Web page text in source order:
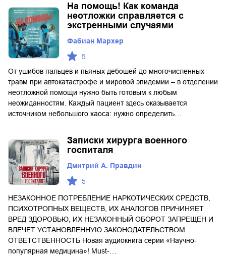
На помощь! Как команда
неотложки справляется с
экстренными случаями
Фабиан Мархер
5
От ушибов пальцев и пьяных дебошей до многочисленных
травм при автокатастрофе и мировой эпидемии – в отделении
неотложной помощи нужно быть готовым к любым
неожиданностям. Каждый пациент здесь оказывается
источником небольшого хаоса: нужно определить…
Записки хирурга военного
госпиталя
Дмитрий А. Правдин
5
НЕЗАКОННОЕ ПОТРЕБЛЕНИЕ НАРКОТИЧЕСКИХ СРЕДСТВ,
ПСИХОТРОПНЫХ ВЕЩЕСТВ, ИХ АНАЛОГОВ ПРИЧИНЯЕТ
ВРЕД ЗДОРОВЬЮ, ИХ НЕЗАКОННЫЙ ОБОРОТ ЗАПРЕЩЕН И
ВЛЕЧЕТ УСТАНОВЛЕННУЮ ЗАКОНОДАТЕЛЬСТВОМ
ОТВЕТСТВЕННОСТЬ Новая аудиокнига серии «Научно-
популярная медицина»! Must-…